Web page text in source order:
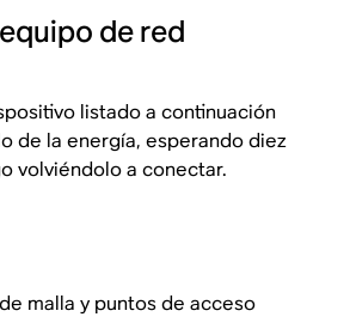
de red
listado a continuación
de la energía, esperando diez
volviéndolo a conectar.
malla y puntos de acceso